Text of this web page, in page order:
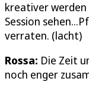
kreativer werden
Session
verraten. (lacht)
Rossa: Die Zeit
noch enger